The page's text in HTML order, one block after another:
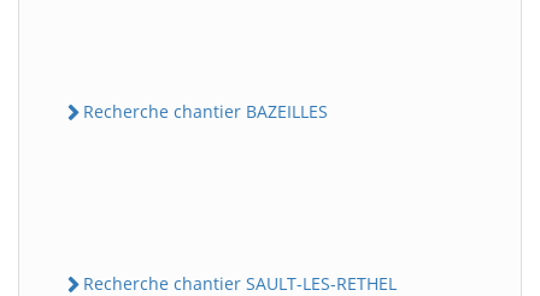
Recherche chantier BAZEILLES
Recherche chantier SAULT-LES-RETHEL